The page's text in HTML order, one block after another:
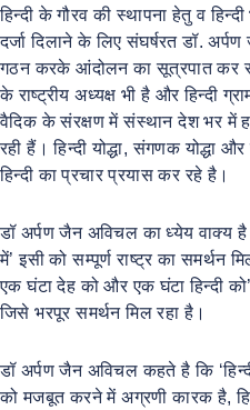
हिन्दी के गौरव की स्थापना हेतु व हिन्दी
दर्जा दिलाने के लिए संघर्षरत डॉ.
गठन करके आंदोलन का सूत्रपात कर
के राष्ट्रीय अध्यक्ष भी है और हिन्दी
वैदिक के संरक्षण में संस्थान देश भर में
रही हैं। हिन्दी योद्धा, संगणक योद्धा
हिन्दी का प्रचार प्रयास कर रहे है।
डॉ अर्पण जैन अविचल का ध्येय वाक्य है
में’ इसी को सम्पूर्ण राष्ट्र का समर्थन
एक घंटा देह को और एक घंटा हिन्दी
जिसे भरपूर समर्थन मिल रहा है।
डॉ अर्पण जैन अविचल कहते है कि
को मजबूत करने में अग्रणी कारक है,